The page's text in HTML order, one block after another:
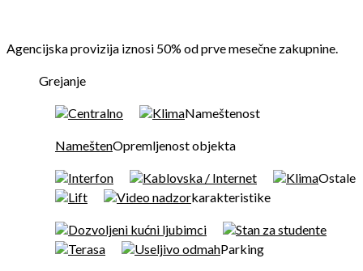
Agencijska provizija iznosi 50% od prve mesečne zakupnine.
Grejanje
Centralno KlimaNameštenost
NameštenOpremljenost objekta
Interfon Kablovska / Internet
Klima
Lift
Video nadzor
Ostale
karakteristike
Dozvoljeni kućni ljubimci
Stan za studente
Terasa
Useljivo odmahParking